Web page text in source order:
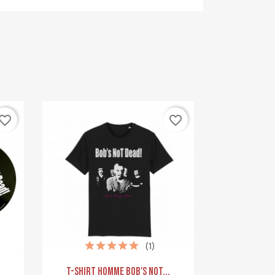
Aperçu rapide
T-Shirt Homme Bob's Not...
(1)
favorite_border